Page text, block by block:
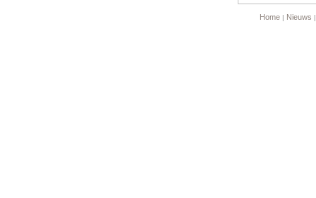
Home| Nieuws